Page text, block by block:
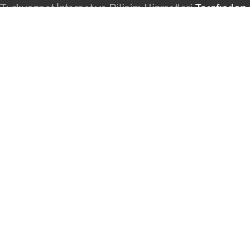
Turkuaznet İnternet ve Bilişim HizmetleriTarafından